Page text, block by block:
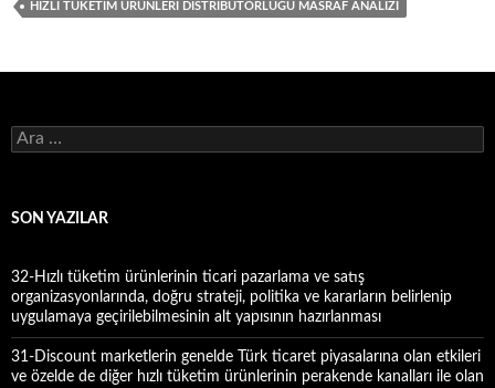
HIZLI TÜKETIM ÜRÜNLERI DISTRIBÜTÖRLÜĞÜ MASRAF ANALIZI
A
r
a
SON YAZILAR
32-Hızlı tüketim ürünlerinin ticari pazarlama ve satış
organizasyonlarında, doğru strateji, politika ve kararların belirlenip
uygulamaya geçirilebilmesinin alt yapısının hazırlanması
31-Discount marketlerin genelde Türk ticaret piyasalarına olan etkileri
ve özelde de diğer hızlı tüketim ürünlerinin perakende kanalları ile olan